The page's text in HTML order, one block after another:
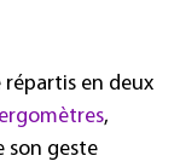
en deux
ergomètres,
son geste